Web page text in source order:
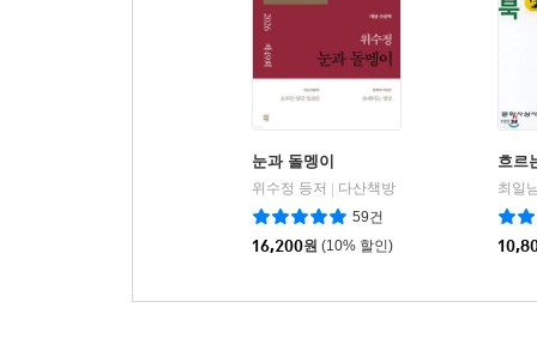
눈과 돌멩이
위수정 등저
다산책방
59건
16,200원 (10% 할인)
흐르
최일